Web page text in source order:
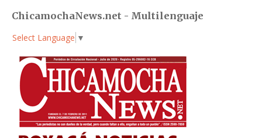
ChicamochaNews.net - Multilenguaje
Select Language ▼